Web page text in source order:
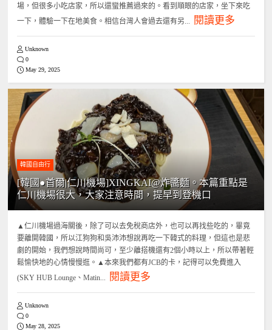
場，但很多小吃店家，所以還蠻推薦過來的。看到順眼的店家，坐下來吃
一下，體驗一下在地美食。相信台灣人會過去還有另...
閱讀更多
Unknown
0
May 29, 2025
韓國自由行
[韓國●首爾|仁川機場]XINGKAI@炸醬麵。本篇重點是
仁川機場很大，大家注意時間，提早到登機口
▲仁川機場過海關後，除了可以去免稅商店外，也可以再找些吃的，畢竟
要離開韓國，所以江狗狗和吳沛沛想說再吃一下韓式的料理，但這也是悲
劇的開始，我們想說時間尚可，至少離搭機還有2個小時以上，所以帶著輕
鬆愉快地的心情慢慢逛。▲本來我們都有JCB的卡，記得可以免費進入
(SKY HUB Lounge、Matin...
閱讀更多
Unknown
0
May 28, 2025